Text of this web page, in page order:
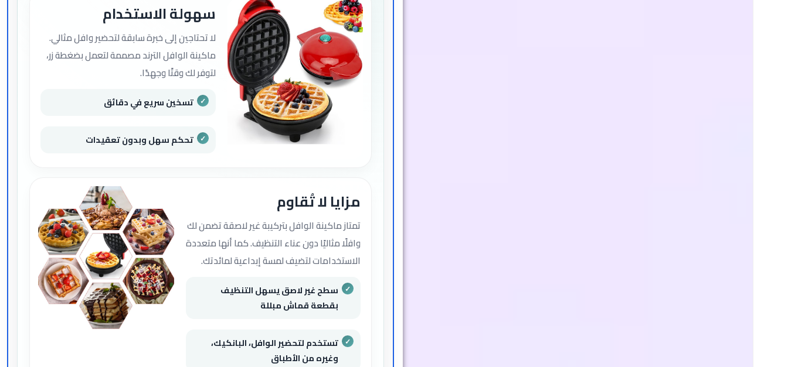
سهولة الاستخدام
لا تحتاجين إلى خبرة سابقة لتحضير وافل مثالي.
ماكينة الوافل الترند مصممة لتعمل بضغطة زر،
لتوفر لك وقتًا وجهدًا.
تسخين سريع في دقائق
تحكم سهل وبدون تعقيدات
مزايا لا تُقاوم
تمتاز ماكينة الوافل بتركيبة غير لاصقة تضمن لك
وافلًا مثاليًا دون عناء التنظيف. كما أنها متعددة
الاستخدامات لتضيف لمسة إبداعية لمائدتك.
سطح غير لاصق يسهل التنظيف
بقطعة قماش مبللة
تستخدم لتحضير الوافل، البانكيك،
وغيره من الأطباق